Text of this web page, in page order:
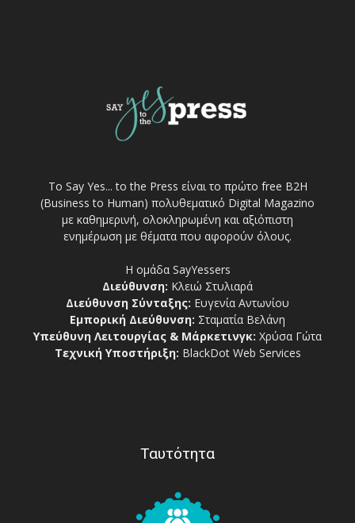
Το Say Yes... to the Press είναι το πρώτο free Β2Η
(Business to Human) πολυθεματικό Digital Magazino
με καθημερινή, ολοκληρωμένη και αξιόπιστη
ενημέρωση με θέματα που αφορούν όλους.
Η ομάδα SayYessers
Διεύθυνση: Κλειώ Στυλιαρά
Διεύθυνση Σύνταξης: Ευγενία Αντωνίου
Εμπορική Διεύθυνση: Σταματία Βελάνη
Υπεύθυνη Λειτουργίας & Μάρκετινγκ: Χρύσα Γώτα
Τεχνική Υποστήριξη: BlackDot Web Services
Ταυτότητα